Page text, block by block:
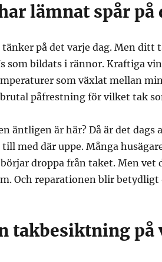
lämnat spår på
på det varje dag. Men ditt
som bildats i rännor. Kraftiga
som växlat mellan
påfrestning för vilket tak
äntligen är här? Då är det dags
med där uppe. Många
droppa från taket. Men vet
Och reparationen blir betydligt
takbesiktning på